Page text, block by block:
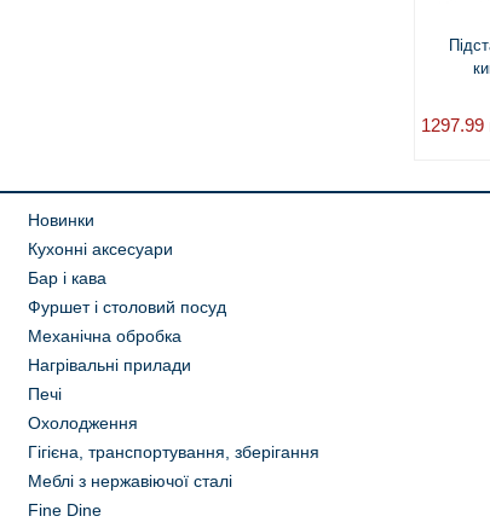
1297.99
Новинки
Кухонні аксесуари
Бар і кава
Фуршет і столовий посуд
Механічна обробка
Нагрівальні прилади
Печі
Охолодження
Гігієна, транспортування, зберігання
Меблі з нержавіючої сталі
Fine Dine